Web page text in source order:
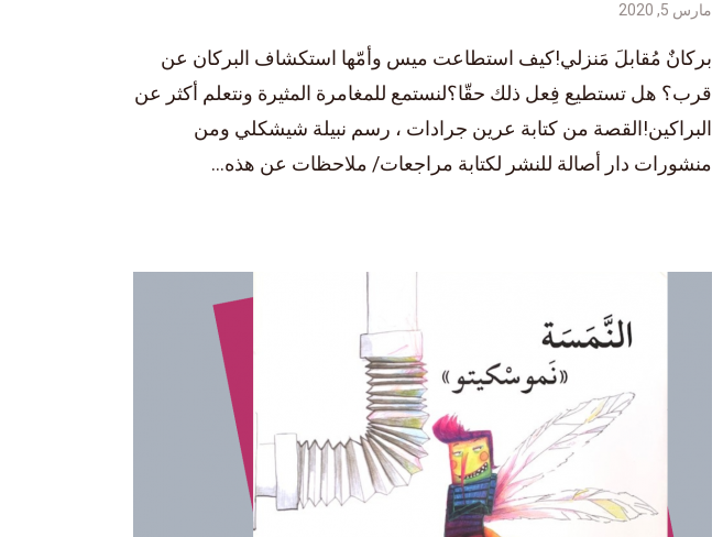
مارس 5, 2020
بركانٌ مُقابلَ مَنزلي!كيف استطاعت ميس وأمّها استكشاف البركان عن
قرب؟ هل تستطيع فِعل ذلك حقّا؟لنستمع للمغامرة المثيرة ونتعلم أكثر عن
البراكين!القصة من كتابة عرين جرادات ، رسم نبيلة شيشكلي ومن
منشورات دار أصالة للنشر لكتابة مراجعات/ ملاحظات عن هذه...